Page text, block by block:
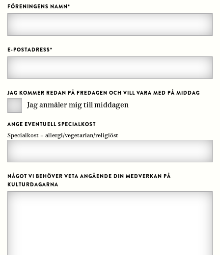
FÖRENINGENS NAMN*
E-POSTADRESS*
JAG KOMMER REDAN PÅ FREDAGEN OCH VILL VARA MED PÅ MIDDAG
Jag anmäler mig till middagen
ANGE EVENTUELL SPECIALKOST
Specialkost = allergi/vegetarian/religiöst
NÅGOT VI BEHÖVER VETA ANGÅENDE DIN MEDVERKAN PÅ
KULTURDAGARNA